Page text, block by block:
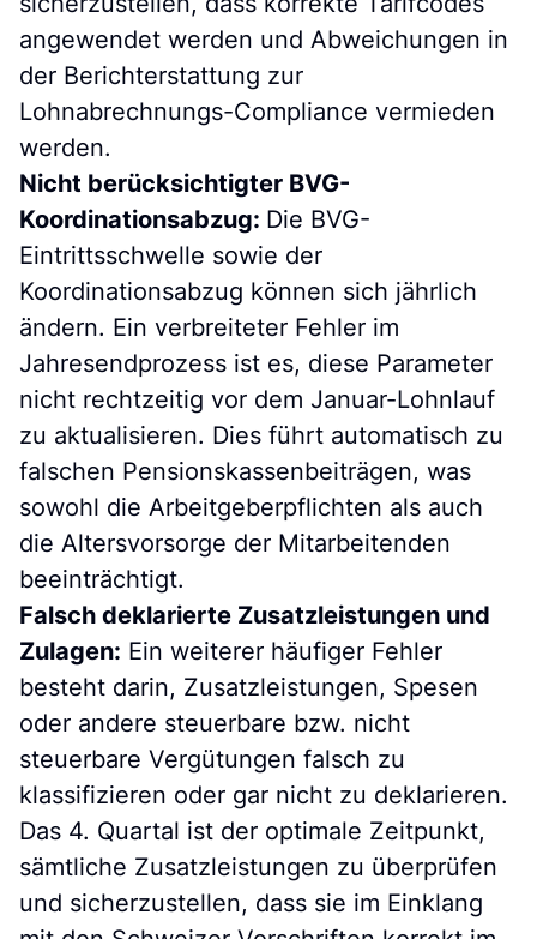
angewendet werden und Abweichungen in
der Berichterstattung zur
Lohnabrechnungs-Compliance vermieden
werden.
Nicht berücksichtigter BVG-
Koordinationsabzug: Die BVG-
Eintrittsschwelle sowie der
Koordinationsabzug können sich jährlich
ändern. Ein verbreiteter Fehler im
Jahresendprozess ist es, diese Parameter
nicht rechtzeitig vor dem Januar-Lohnlauf
zu aktualisieren. Dies führt automatisch zu
falschen Pensionskassenbeiträgen, was
sowohl die Arbeitgeberpflichten als auch
die Altersvorsorge der Mitarbeitenden
beeinträchtigt.
Falsch deklarierte Zusatzleistungen und
Zulagen: Ein weiterer häufiger Fehler
besteht darin, Zusatzleistungen, Spesen
oder andere steuerbare bzw. nicht
steuerbare Vergütungen falsch zu
klassifizieren oder gar nicht zu deklarieren.
Das 4. Quartal ist der optimale Zeitpunkt,
sämtliche Zusatzleistungen zu überprüfen
und sicherzustellen, dass sie im Einklang